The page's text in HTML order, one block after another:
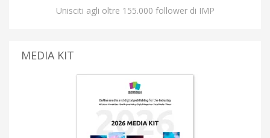
Unisciti agli oltre 155.000 follower di IMP
MEDIA KIT